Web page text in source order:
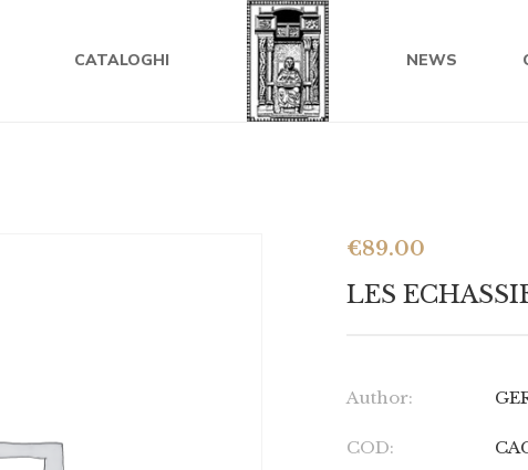
CATALOGHI NEWS
€89.00
LES
Author:
COD: